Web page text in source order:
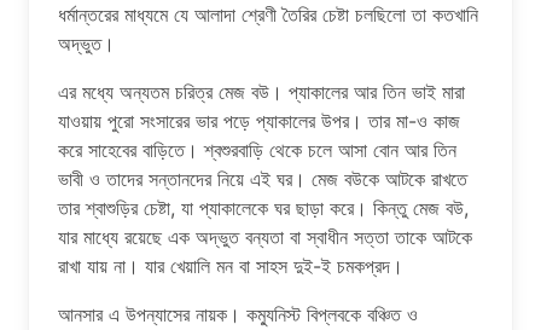
ধর্মান্তরের মাধ্যমে যে আলাদা শ্রেণী তৈরির চেষ্টা চলছিলো তা কতখানি
অদ্ভুত।
এর মধ্যে অন্যতম চরিত্র মেজ বউ। প্যাকালের আর তিন ভাই মারা
যাওয়ায় পুরো সংসারের ভার পড়ে প্যাকালের উপর। তার মা-ও কাজ
করে সাহেবের বাড়িতে। শ্বশুরবাড়ি থেকে চলে আসা বোন আর তিন
ভাবী ও তাদের সন্তানদের নিয়ে এই ঘর। মেজ বউকে আটকে রাখতে
তার শ্বাশুড়ির চেষ্টা, যা প্যাকালেকে ঘর ছাড়া করে। কিন্তু মেজ বউ,
যার মাধ্যে রয়েছে এক অদ্ভুত বন্যতা বা স্বাধীন সত্তা তাকে আটকে
রাখা যায় না। যার খেয়ালি মন বা সাহস দুই-ই চমকপ্রদ।
আনসার এ উপন্যাসের নায়ক। কম্যুনিস্ট বিপ্লবকে বঞ্চিত ও